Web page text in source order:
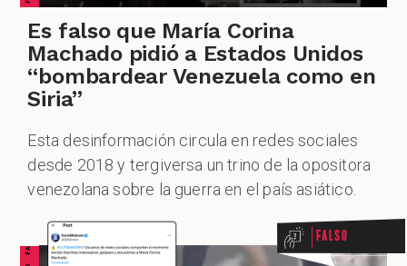
Es falso que María Corina
Machado pidió a Estados Unidos
“bombardear Venezuela como en
Siria”
Esta desinformación circula en redes sociales
desde 2018 y tergiversa un trino de la opositora
venezolana sobre la guerra en el país asiático.
Falso